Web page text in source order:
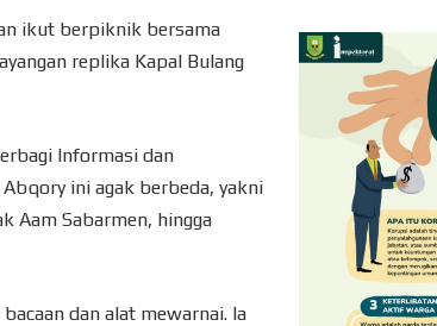
ikut berpiknik bersama
replika Kapal Bulang
Informasi dan
ini agak berbeda, yakni
Aam Sabarmen, hingga
dan alat mewarnai. Ia